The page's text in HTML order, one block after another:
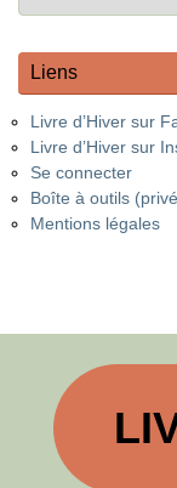
Liens
Livre d’Hiver sur
Livre d’Hiver sur
Se connecter
Boîte à outils
Mentions légales